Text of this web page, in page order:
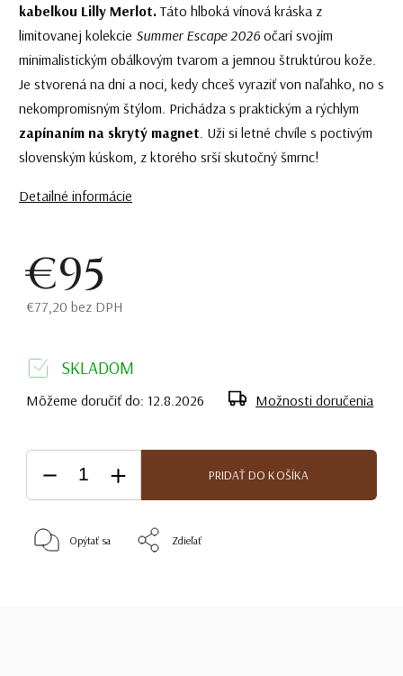
kabelkou Lilly Merlot.Táto hlboká vínová kráska z
limitovanej kolekcie Summer Escape 2026 očarí svojím
minimalistickým obálkovým tvarom a jemnou štruktúrou kože.
Je stvorená na dni a noci, kedy chceš vyraziť von naľahko, no s
nekompromisným štýlom. Prichádza s praktickým a rýchlym
zapínaním na skrytý magnet . Uži si letné chvíle s poctivým
slovenským kúskom, z ktorého srší skutočný šmrnc!
Detailné informácie
€95
€77,20 bez DPH
SKLADOM
Môžeme doručiť do: 12.8.2026 Možnosti doručenia
PRIDAŤ DO KOŠÍKA
Opýtať sa Zdieľať